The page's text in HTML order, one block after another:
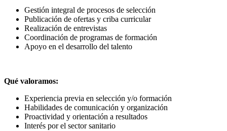
Gestión integral de procesos de selección
Publicación de ofertas y criba curricular
Realización de entrevistas
Coordinación de programas de formación
Apoyo en el desarrollo del talento
Qué valoramos:
Experiencia previa en selección y/o formación
Habilidades de comunicación y organización
Proactividad y orientación a resultados
Interés por el sector sanitario